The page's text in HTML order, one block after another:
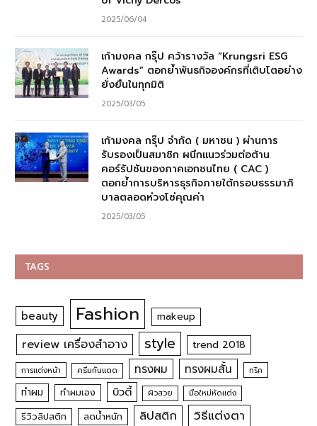
2025/06/04
เก้ามงคล กรุ๊ป คว้ารางวัล “Krungsri ESG
Awards” ตอกย้ำพันธกิจองค์กรที่เติบโตอย่าง
ยั่งยืนในทุกมิติ
2025/03/05
เก้ามงคล กรุ๊ป จำกัด ( มหาชน ) ผ่านการ
รับรองเป็นสมาชิก ผนึกแนวร่วมต่อต้าน
คอร์รัปชันของภาคเอกชนไทย ( CAC )
ตอกย้ำการบริหารธุรกิจภายใต้กรอบธรรมาภิ
บาลตลอดห่วงโซ่คุณค่า
2025/03/05
TAGS
beauty Fashion makeup
review เครื่องสำอาง style trend 2018
การแต่งหน้า ครีมกันแดด ทรงผม ทรงผมสั้น ทริค
ทำผม ทำผมเอง บิวตี้ ผิวสวย มือใหม่หัดแต่ง
รีวิวลิปสติก ลดน้ำหนัก ลิปสติก วิธีแต่งตา